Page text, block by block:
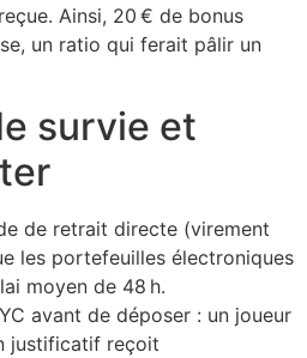
Ainsi, 20 € de bonus
un ratio qui ferait pâlir un
survie et
de retrait directe (virement
les portefeuilles électroniques
moyen de 48 h.
avant de déposer : un joueur
justificatif reçoit